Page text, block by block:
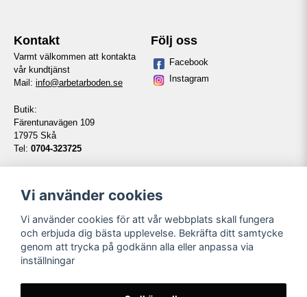
Kontakt
Varmt välkommen att kontakta
vår kundtjänst
Mail: info@arbetarboden.se
Butik:
Färentunavägen 109
17975 Skå
Tel: 0704-323725
14:00-16:00
Följ oss
Facebook
Instagram
Information
Kontakt
Köpvillkor
Våra partners
Vi använder cookies
Vi använder cookies för att vår webbplats skall fungera
och erbjuda dig bästa upplevelse. Bekräfta ditt samtycke
genom att trycka på godkänn alla eller anpassa via
inställningar